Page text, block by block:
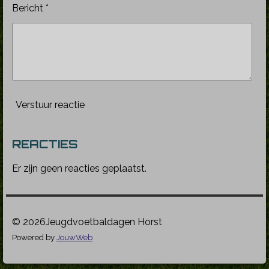
Bericht *
Verstuur reactie
REACTIES
Er zijn geen reacties geplaatst.
© 2026Jeugdvoetbaldagen Horst
Powered by JouwWeb